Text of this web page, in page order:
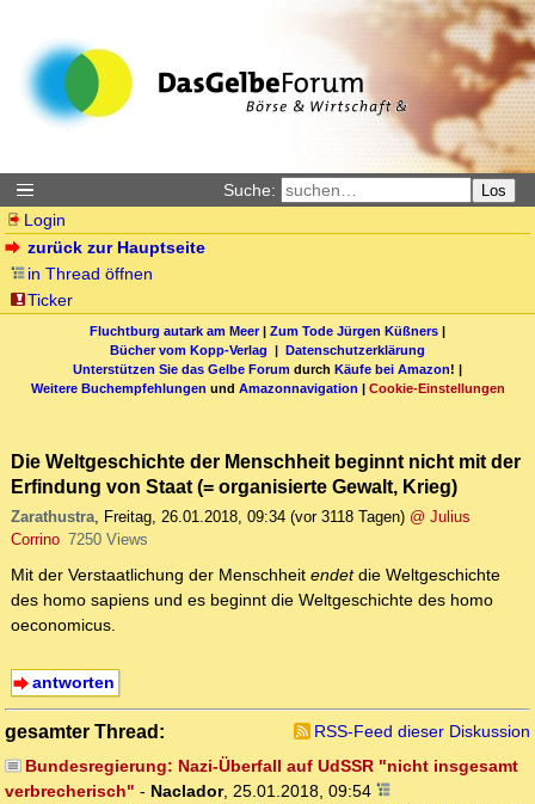
Suche: Los
Login
zurück zur Hauptseite
in Thread öffnen
Ticker
Fluchtburg autark am Meer| Zum Tode Jürgen Küßners |
Bücher vom Kopp-Verlag | Datenschutzerklärung
Unterstützen Sie das Gelbe Forum durch Käufe bei Amazon! |
Weitere Buchempfehlungen und Amazonnavigation | Cookie-Einstellungen
Die Weltgeschichte der Menschheit beginnt nicht mit der
Erfindung von Staat (= organisierte Gewalt, Krieg)
Zarathustra, Freitag, 26.01.2018, 09:34 (vor 3118 Tagen) @ Julius
Corrino 7250 Views
Mit der Verstaatlichung der Menschheit endetdie Weltgeschichte
des homo sapiens und es beginnt die Weltgeschichte des homo
oeconomicus.
antworten
gesamter Thread:
RSS-Feed dieser Diskussion
Bundesregierung: Nazi-Überfall auf UdSSR "nicht insgesamt
verbrecherisch" - Naclador, 25.01.2018, 09:54